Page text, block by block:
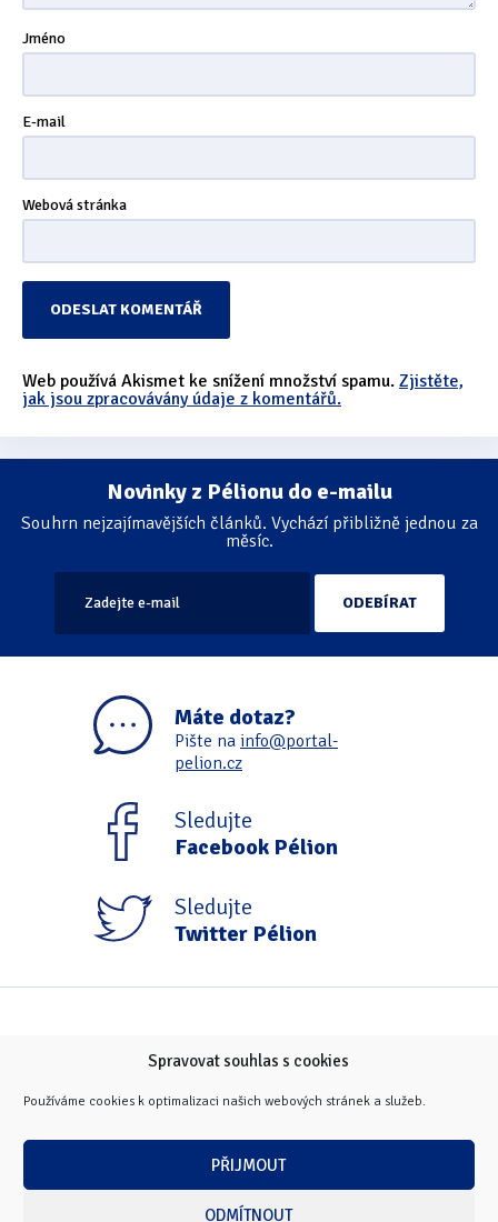
Spravovat souhlas s cookies
Používáme cookies k optimalizaci našich webových stránek a služeb.
PŘIJMOUT
ODMÍTNOUT
Jméno
E-mail
Webová stránka
Web používá Akismet ke snížení množství spamu. Zjistěte,
jak jsou zpracovávány údaje z komentářů.
Novinky z Pélionu do e-mailu
Souhrn nejzajímavějších článků. Vychází přibližně jednou za
měsíc.
Máte dotaz?
Pište na info@portal-
pelion.cz
Sledujte
Facebook Pélion
Sledujte
Twitter Pélion